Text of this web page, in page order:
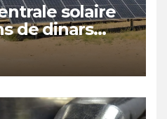
solaire
de dinars
la transition
créer 400